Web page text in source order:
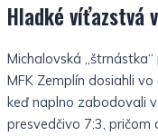
Hladké víťazstvá
Michalovská
MFK Zemplín dosiahli
keď naplno zabodovali
presvedčivo 7:3, pričom